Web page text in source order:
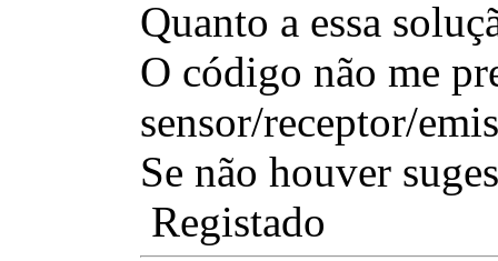
Quanto a essa
O código não me
sensor/receptor/
Se não houver
Registado